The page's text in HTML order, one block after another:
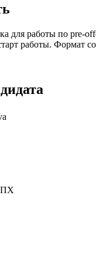
для работы по pre-
работы. Формат